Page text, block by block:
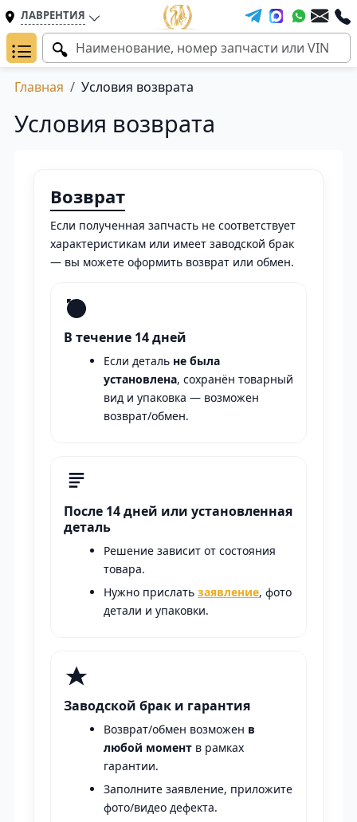
ЛАВРЕНТИЯ
Главная Условия возврата
Условия возврата
Возврат
Если полученная запчасть не соответствует
характеристикам или имеет заводской брак
— вы можете оформить возврат или обмен.
В течение 14 дней
Если деталь не была
установлена, сохранён товарный
вид и упаковка — возможен
возврат/обмен.
После 14 дней или установленная
деталь
Решение зависит от состояния
товара.
Нужно прислать заявление, фото
детали и упаковки.
Заводской брак и гарантия
Возврат/обмен возможен в
любой момент в рамках
гарантии.
Заполните заявление, приложите
фото/видео дефекта.